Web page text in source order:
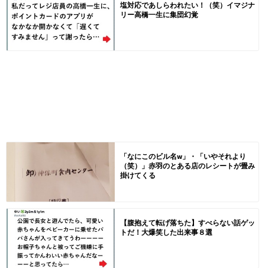
塩対応であしらわれたい！（笑）イマジナ
リー高橋一生に集団幻覚
「なにこのビル名w」・「いやそれより
（笑）」赤羽のとある店のレシートが畳み
掛けてくる
【腹抱えて転げ落ちた】すべらない話ゲッ
トだ！大爆笑した出来事８選